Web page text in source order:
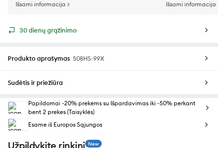
Išsami informacija >
Išsami informacija
30 dienų grąžinimo
Produkto aprašymas 508HS-99X
Sudėtis ir priežiūra
Papildomai -20% prekėms su Išpardavimas iki -50% perkant
bent 2 prekes (Taisyklės)
Esame iš Europos Sąjungos
Užpildykite rinkinį New